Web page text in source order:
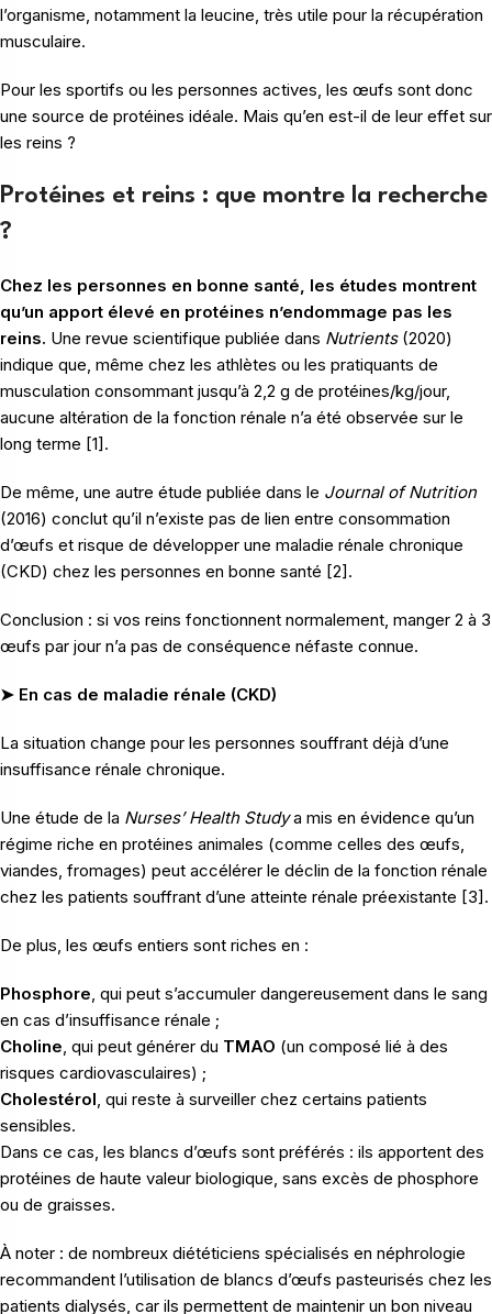
l’organisme, notamment la leucine, très utile pour la récupération
musculaire.
Pour les sportifs ou les personnes actives, les œufs sont donc
une source de protéines idéale. Mais qu’en est-il de leur effet sur
les reins ?
Protéines et reins : que montre la recherche
?
Chez les personnes en bonne santé, les études montrent
qu’un apport élevé en protéines n’endommage pas les
reins. Une revue scientifique publiée dans Nutrients(2020)
indique que, même chez les athlètes ou les pratiquants de
musculation consommant jusqu’à 2,2 g de protéines/kg/jour,
aucune altération de la fonction rénale n’a été observée sur le
long terme [1].
De même, une autre étude publiée dans le Journal of Nutrition
(2016) conclut qu’il n’existe pas de lien entre consommation
d’œufs et risque de développer une maladie rénale chronique
(CKD) chez les personnes en bonne santé [2].
Conclusion : si vos reins fonctionnent normalement, manger 2 à 3
œufs par jour n’a pas de conséquence néfaste connue.
➤ En cas de maladie rénale (CKD)
La situation change pour les personnes souffrant déjà d’une
insuffisance rénale chronique.
Une étude de la Nurses’ Health Studya mis en évidence qu’un
régime riche en protéines animales (comme celles des œufs,
viandes, fromages) peut accélérer le déclin de la fonction rénale
chez les patients souffrant d’une atteinte rénale préexistante [3].
De plus, les œufs entiers sont riches en :
Phosphore , qui peut s’accumuler dangereusement dans le sang
en cas d’insuffisance rénale ;
Choline , qui peut générer du TMAO (un composé lié à des
risques cardiovasculaires) ;
Cholestérol , qui reste à surveiller chez certains patients
sensibles.
Dans ce cas, les blancs d’œufs sont préférés : ils apportent des
protéines de haute valeur biologique, sans excès de phosphore
ou de graisses.
À noter : de nombreux diététiciens spécialisés en néphrologie
recommandent l’utilisation de blancs d’œufs pasteurisés chez les
patients dialysés, car ils permettent de maintenir un bon niveau